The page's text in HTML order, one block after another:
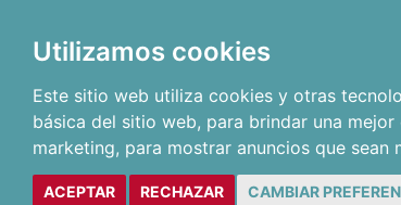
Utilizamos cookies
Este sitio web utiliza cookies y otras
básica del sitio web, para brindar una
marketing, para mostrar anuncios que sean
ACEPTAR RECHAZAR CAMBIAR